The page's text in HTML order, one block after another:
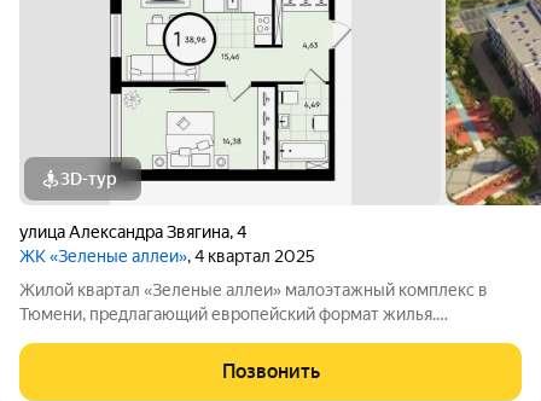
3D-тур
​улица Александра Звягина,4
ЖК «Зеленые аллеи», 4 квартал 2025
Жилой квартал «Зеленые аллеи» малоэтажный комплекс в
Тюмени, предлагающий европейский формат жилья.
находятся: экопарк «Затюменский», озеро Цимлянское,
горнолыжный курорт «Воронинские горки».
Позвонить